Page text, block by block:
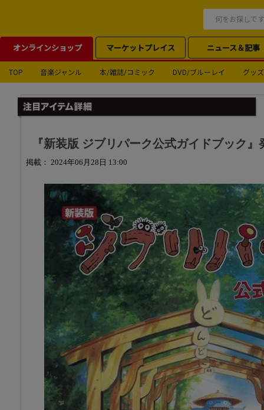
オンラインショップ マーケットプレイス ニュース＆記事
TOP 音楽ジャンル 本/雑誌/コミック DVD/ブルーレイ グッズ
『新装版 ジブリパーク公式ガイドブック』
掲載： 2024年06月28日 13:00